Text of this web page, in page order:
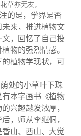
草亦无友。
的是，学界是否
来，推进植物文
，回忆了自己投
物的强烈情感。
植物学现状，可
处的小草叶下珠
本字画书《植物
兴趣越发浓厚，
，师从李继侗，
山、西山、大觉